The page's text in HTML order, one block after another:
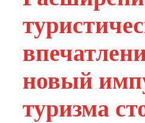
новый
туризма